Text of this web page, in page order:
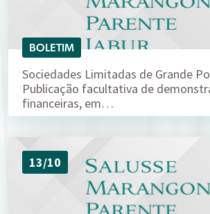
BOLETIM
Sociedades Limitadas de Grande
Publicação facultativa de
financeiras, em…
13/10